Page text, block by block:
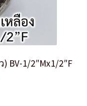
1/2″Mx1/2″F